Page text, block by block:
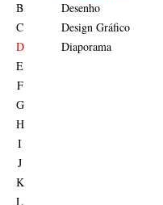
B
C
D
E
F
G
H
I
J
K
L
Desenho
Design Gráfico
Diaporama